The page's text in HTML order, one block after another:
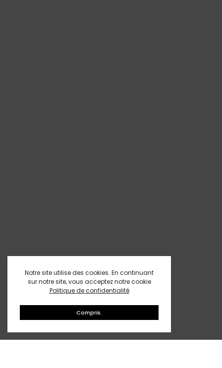
Notre site utilise des cookies. En continuant
sur notre site, vous acceptez notre cookie
Politique de confidentialité
Compris.